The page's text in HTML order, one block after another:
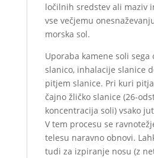
ločilnih sredstev ali maziv
vse večjemu
morska sol.
Uporaba kamene soli sega
slanico, inhalacije slanice
pitjem slanice. Pri kuri
čajno žličko slanice (26-
koncentracija soli) vsako
V tem procesu se
telesu naravno obnovi.
tudi za izpiranje nosu (z